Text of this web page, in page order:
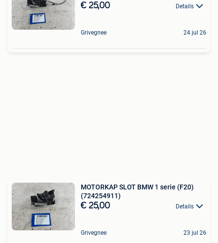
€ 25,00 Details
Grivegnee 24 jul 26
MOTORKAP SLOT BMW 1 serie (F20)
(724254911)
€ 25,00 Details
Grivegnee 23 jul 26